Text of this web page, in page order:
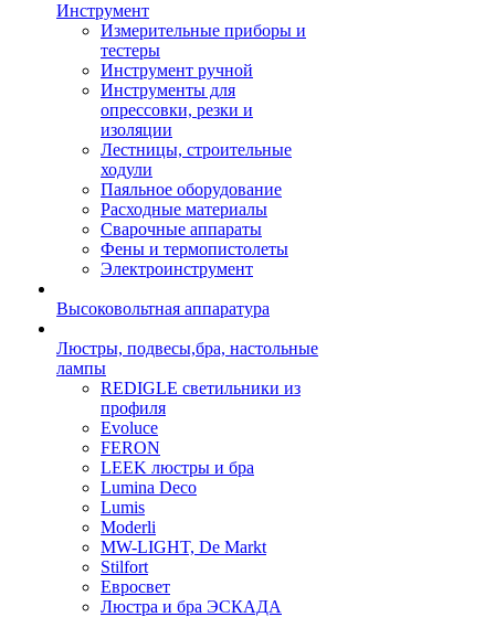
Инструмент
Измерительные приборы и
тестеры
Инструмент ручной
Инструменты для
опрессовки, резки и
изоляции
Лестницы, строительные
ходули
Паяльное оборудование
Расходные материалы
Сварочные аппараты
Фены и термопистолеты
Электроинструмент
Высоковольтная аппаратура
Люстры, подвесы,бра, настольные
лампы
REDIGLE светильники из
профиля
Evoluce
FERON
LEEK люстры и бра
Lumina Deco
Lumis
Moderli
MW-LIGHT, De Markt
Stilfort
Евросвет
Люстра и бра ЭСКАДА